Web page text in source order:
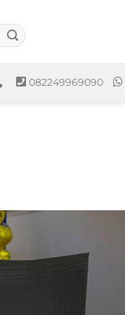
082249969090